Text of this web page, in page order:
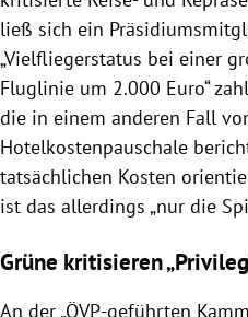
ließ sich ein
„Vielfliegerstatus bei einer
Fluglinie um 2.000 Euro“
die in einem anderen Fall
Hotelkostenpauschale
tatsächlichen Kosten
ist das allerdings „nur die
Grüne kritisieren
An der „ÖVP-geführten